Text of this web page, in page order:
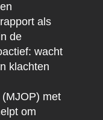
als
de
wacht
klachten
met
om